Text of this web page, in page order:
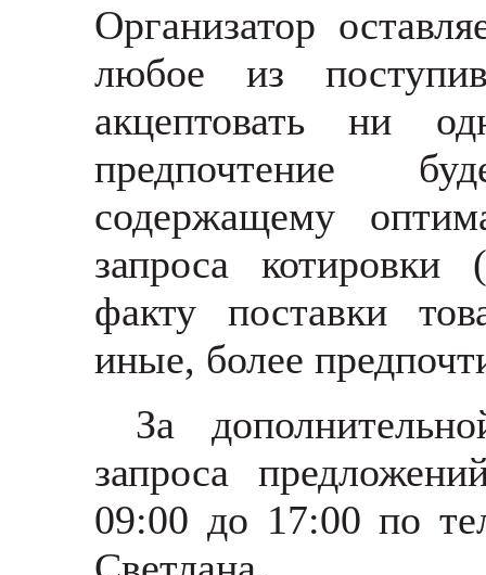
Организатор
любое из
акцептовать ни
предпочтение
содержащему
запроса
факту поставки
иные, более
За
запроса
09:00 до 17:00 по